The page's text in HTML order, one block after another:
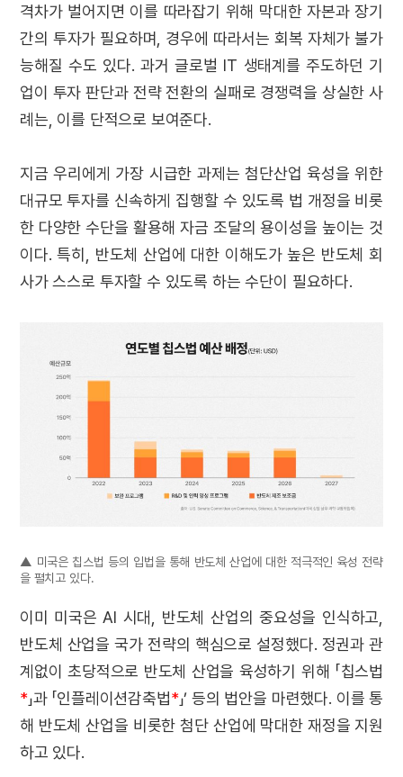
격차가 벌어지면 이를 따라잡기 위해 막대한 자본과 장기
간의 투자가 필요하며, 경우에 따라서는 회복 자체가 불가
능해질 수도 있다. 과거 글로벌 IT 생태계를 주도하던 기
업이 투자 판단과 전략 전환의 실패로 경쟁력을 상실한 사
례는, 이를 단적으로 보여준다.
지금 우리에게 가장 시급한 과제는 첨단산업 육성을 위한
대규모 투자를 신속하게 집행할 수 있도록 법 개정을 비롯
한 다양한 수단을 활용해 자금 조달의 용이성을 높이는 것
이다. 특히, 반도체 산업에 대한 이해도가 높은 반도체 회
사가 스스로 투자할 수 있도록 하는 수단이 필요하다.
▲ 미국은 칩스법 등의 입법을 통해 반도체 산업에 대한 적극적인 육성 전략
을 펼치고 있다.
이미 미국은 AI 시대, 반도체 산업의 중요성을 인식하고,
반도체 산업을 국가 전략의 핵심으로 설정했다. 정권과 관
계없이 초당적으로 반도체 산업을 육성하기 위해 「칩스법
*」과 「인플레이션감축법*」’ 등의 법안을 마련했다. 이를 통
해 반도체 산업을 비롯한 첨단 산업에 막대한 재정을 지원
하고 있다.